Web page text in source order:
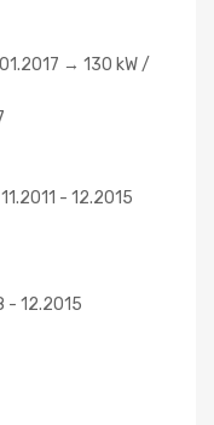
→ 130 kW /
- 12.2015
- 12.2015